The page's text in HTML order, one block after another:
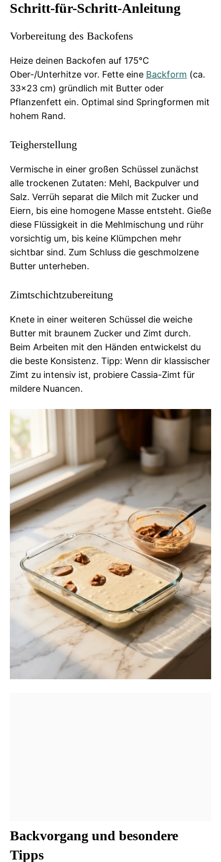
Schritt-für-Schritt-Anleitung
Vorbereitung des Backofens
Heize deinen Backofen auf 175°C
Ober-/Unterhitze vor. Fette eine Backform (ca.
33×23 cm) gründlich mit Butter oder
Pflanzenfett ein. Optimal sind Springformen mit
hohem Rand.
Teigherstellung
Vermische in einer großen Schüssel zunächst
alle trockenen Zutaten: Mehl, Backpulver und
Salz. Verrüh separat die Milch mit Zucker und
Eiern, bis eine homogene Masse entsteht. Gieße
diese Flüssigkeit in die Mehlmischung und rühr
vorsichtig um, bis keine Klümpchen mehr
sichtbar sind. Zum Schluss die geschmolzene
Butter unterheben.
Zimtschichtzubereitung
Knete in einer weiteren Schüssel die weiche
Butter mit braunem Zucker und Zimt durch.
Beim Arbeiten mit den Händen entwickelst du
die beste Konsistenz. Tipp: Wenn dir klassischer
Zimt zu intensiv ist, probiere Cassia-Zimt für
mildere Nuancen.
Backvorgang und besondere
Tipps